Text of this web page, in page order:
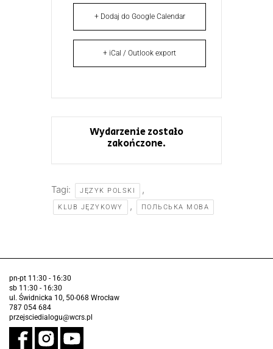
+ Dodaj do Google Calendar
+ iCal / Outlook export
Wydarzenie zostało
zakończone.
Tagi: JĘZYK POLSKI ,
KLUB JĘZYKOWY , ПОЛЬСЬКА МОВА
pn-pt 11:30 - 16:30
sb 11:30 - 16:30
ul. Świdnicka 10, 50-068 Wrocław
787 054 684
przejsciedialogu@wcrs.pl